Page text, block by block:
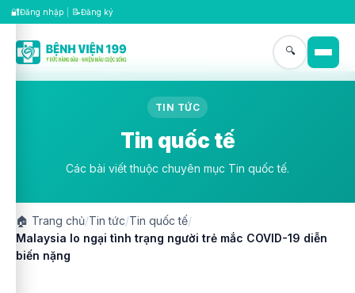
🔐Đăng nhập 📝Đăng ký
🔍
TIN TỨC
Tin quốc tế
Các bài viết thuộc chuyên mục Tin quốc tế.
🏠 Trang chủ/Tin tức/Tin quốc tế/
Malaysia lo ngại tình trạng người trẻ mắc COVID-19 diễn
biến nặng